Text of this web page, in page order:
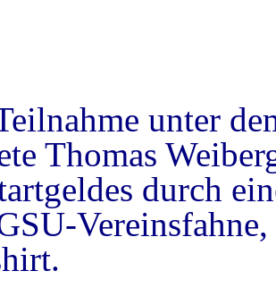
unter
Thomas
durch